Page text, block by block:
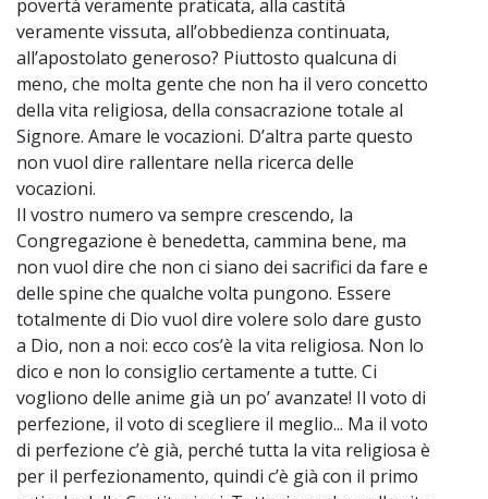
povertà veramente praticata, alla castità
veramente vissuta, all’obbedienza continuata,
all’apostolato generoso? Piuttosto qualcuna di
meno, che molta gente che non ha il vero concetto
della vita religiosa, della consacrazione totale al
Signore. Amare le vocazioni. D’altra parte questo
non vuol dire rallentare nella ricerca delle
vocazioni.
Il vostro numero va sempre crescendo, la
Congregazione è benedetta, cammina bene, ma
non vuol dire che non ci siano dei sacrifici da fare e
delle spine che qualche volta pungono. Essere
totalmente di Dio vuol dire volere solo dare gusto
a Dio, non a noi: ecco cos’è la vita religiosa. Non lo
dico e non lo consiglio certamente a tutte. Ci
vogliono delle anime già un po’ avanzate! Il voto di
perfezione, il voto di scegliere il meglio... Ma il voto
di perfezione c’è già, perché tutta la vita religiosa è
per il perfezionamento, quindi c’è già con il primo